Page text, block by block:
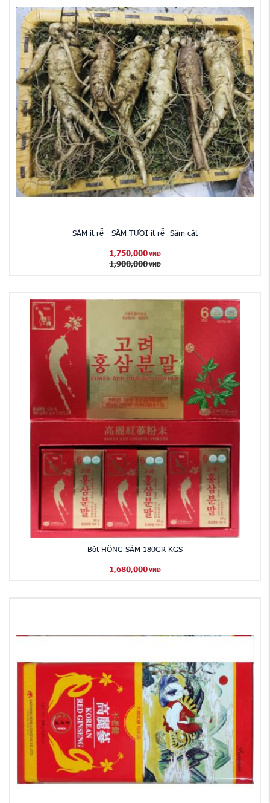
SÂM ít rễ - SÂM TƯƠI ít rễ -Sâm cắt
1,750,000 VND
1,900,000 VND
Bột HỒNG SÂM 180GR KGS
1,680,000 VND